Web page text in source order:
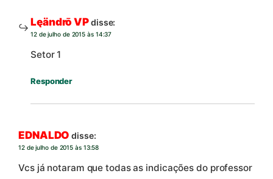
Lęändrō VPdisse:
12 de julho de 2015 às 14:37
Setor 1
Responder
EDNALDO disse:
12 de julho de 2015 às 13:58
Vcs já notaram que todas as indicações do professor